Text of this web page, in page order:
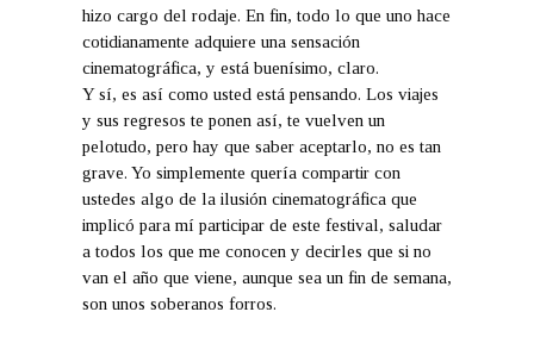
hizo cargo del rodaje. En fin, todo lo que uno hace
cotidianamente adquiere una sensación
cinematográfica, y está buenísimo, claro.
Y sí, es así como usted está pensando. Los viajes
y sus regresos te ponen así, te vuelven un
pelotudo, pero hay que saber aceptarlo, no es tan
grave. Yo simplemente quería compartir con
ustedes algo de la ilusión cinematográfica que
implicó para mí participar de este festival, saludar
a todos los que me conocen y decirles que si no
van el año que viene, aunque sea un fin de semana,
son unos soberanos forros.